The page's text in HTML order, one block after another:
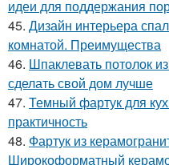
идеи для поддержания
45. Дизайн интерьера
комнатой. Преимущества
46. Шпаклевать потолок
сделать свой дом лучше
47. Темный фартук для
практичность
48. Фартук из
Широкоформатный